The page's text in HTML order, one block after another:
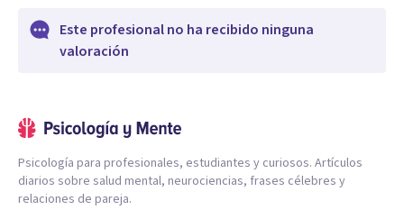
Este profesional no ha recibido ninguna
valoración
Psicología para profesionales, estudiantes y curiosos. Artículos
diarios sobre salud mental, neurociencias, frases célebres y
relaciones de pareja.